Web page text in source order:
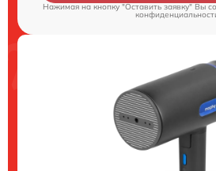
Нажимая на кнопку "Оставить заявку" Вы